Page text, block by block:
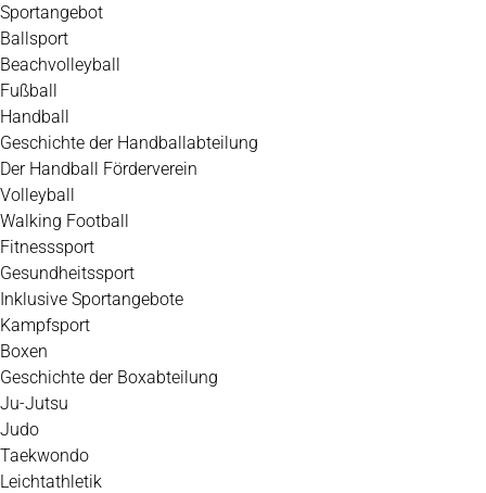
Zum
Inhalt
springen
Sportangebot
Ballsport
Beachvolleyball
Fußball
Handball
Geschichte der Handballabteilung
Der Handball Förderverein
Volleyball
Walking Football
Fitnesssport
Gesundheitssport
Inklusive Sportangebote
Kampfsport
Boxen
Geschichte der Boxabteilung
Ju-Jutsu
Judo
Taekwondo
Leichtathletik